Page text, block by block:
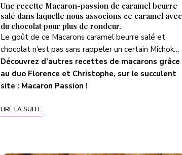
Une recette Macaron-passion de caramel beurre
salé dans laquelle nous associons ce caramel avec
du chocolat pour plus de rondeur.
Le goût de ce Macarons caramel beurre salé et
chocolat n’est pas sans rappeler un certain Michok…
Découvrez d’autres recettes de macarons grâce
au duo Florence et Christophe, sur le succulent
site : Macaron Passion !
LIRE LA SUITE